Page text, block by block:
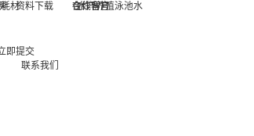
材
水产养殖泳池水
资料下载
合作客户
在线留言
联系我们